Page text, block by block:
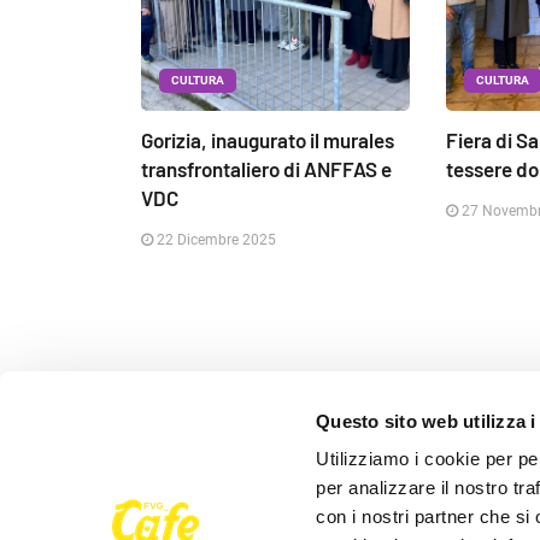
Questo sito web utilizza i
Utilizziamo i cookie per
per analizzare il nostro
con i nostri partner che si
CULTURA
Gorizia, inaugurato il murales
transfrontaliero di ANFFAS e
VDC
22 Dicembre 2025
CULTURA
Fiera di
tessere
27